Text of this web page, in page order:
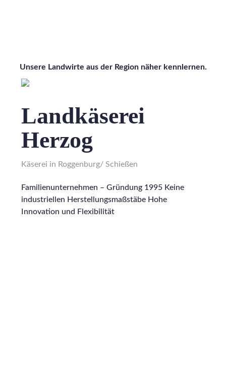
Unsere Landwirte aus der Region näher kennlernen.
Landkäserei
Herzog
Käserei in Roggenburg/ Schießen
Familienunternehmen – Gründung 1995 Keine
industriellen Herstellungsmaßstäbe Hohe
Innovation und Flexibilität